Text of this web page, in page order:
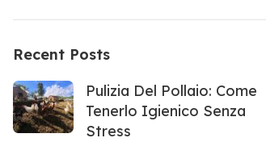
Recent Posts
Pulizia Del Pollaio: Come
Tenerlo Igienico Senza
Stress